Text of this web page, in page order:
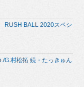
RUSH BALL 2020スペシ
G.村松拓 続・たっきゅん